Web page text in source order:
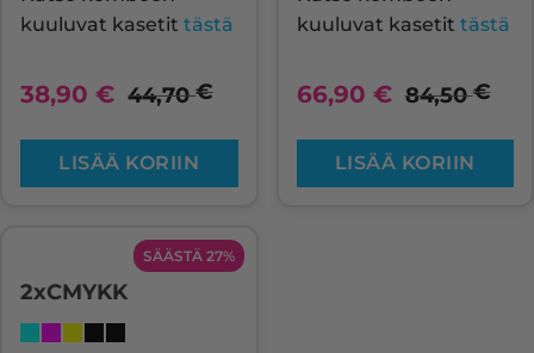
kuuluvat kasetit tästä
38,90 € 44,70€
LISÄÄ KORIIN
kuuluvat kasetit tästä
66,90 € 84,50€
LISÄÄ KORIIN
SÄÄSTÄ 27%
2xCMYKK